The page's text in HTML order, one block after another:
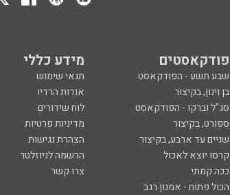
פודקאסטים מידע כללי
שבע תשע - הפודקאסט
תנאי שימוש
בן וינון, בקיצור
אודות הרדיו
סג"ל וברקו - הפודקאסט
לוח שידורים
ספורט, בקיצור
מדיניות פרטיות
שניים עד ארבע, בקיצור
הצהרת נגישות
קרסו יוצא לאכול
הרשמה לניוזלטר
ככה קמתי
צרו קשר
הכול פתוח - אמנון רגב